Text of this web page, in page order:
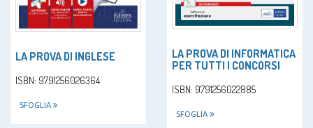
LA PROVA DI INGLESE
ISBN: 9791256026364
SFOGLIA
LA PROVA DI INFORMATICA
PER TUTTI I CONCORSI
ISBN: 9791256022885
SFOGLIA